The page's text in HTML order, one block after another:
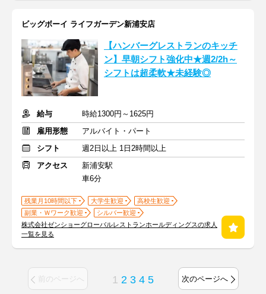
ビッグボーイ ライフガーデン新浦安店
【ハンバーグレストランのキッチ
ン】早朝シフト強化中★週2/2h～
シフトは超柔軟★未経験◎
給与
時給1300円～1625円
雇用形態
アルバイト・パート
シフト
週2日以上 1日2時間以上
アクセス
新浦安駅
車6分
残業月10時間以下 大学生歓迎
高校生歓迎
副業・Ｗワーク歓迎
シルバー歓迎
株式会社ゼンショーグローバルレストランホールディングスの求人
一覧を見る
前のページへ 1 2 3 4 5 次のページへ